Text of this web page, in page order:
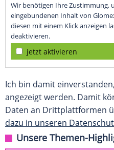
Wir benötigen Ihre Zustimmung,
eingebundenen Inhalt von
diesen mit einem Klick anzeigen
deaktivieren.
jetzt aktivieren
Ich bin damit
angezeigt werden. Damit
Daten an Drittplattformen
dazu in unseren
Unsere Themen-